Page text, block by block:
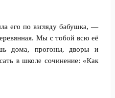
его по взгляду бабушка, —
Мы с тобой всю её
дома, прогоны, дворы и
в школе сочинение: «Как